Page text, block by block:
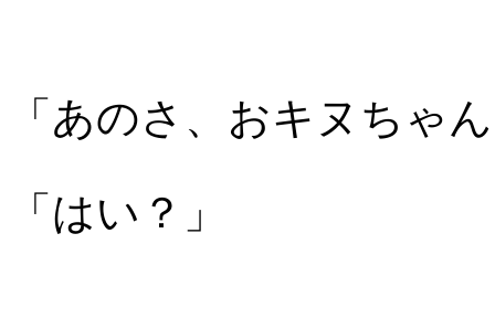
「あのさ、おキヌちゃ
「はい？」